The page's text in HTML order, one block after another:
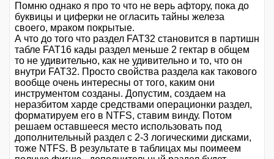
Помню однако я про то что не верь афтору, пока до
буквицы и циферки не огласить тайны железа
своего, мраком покрытые.
А что до того что раздел FAT32 становится в партишн
табле FAT16 кады раздел меньше 2 гектар в общем
то не удивительно, как не удивительно и то, что он
внутри FAT32. Просто свойства раздела как такового
вообще очень интересны от того, каким они
инструментом созданы. Допустим, создаем на
неразбитом харде средствами операционки раздел,
форматируем его в NTFS, ставим винду. Потом
решаем оставшееся место использовать под
дополнительный раздел с 2-3 логическими дисками,
тоже NTFS. В результате в таблицах мы поимеем